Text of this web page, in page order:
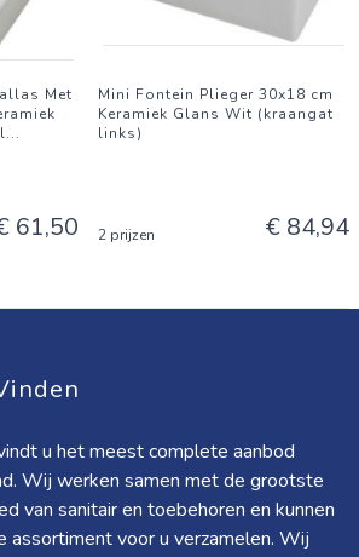
Met
...
61,50
Mini Fontein Plieger 30x18 cm
Keramiek Glans Wit (kraangat
links)
2 prijzen € 84,94
u het meest complete aanbod
Wij werken samen met de grootste
van sanitair en toebehoren en kunnen
assortiment voor u verzamelen. Wij